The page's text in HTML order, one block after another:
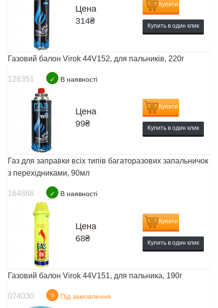
Цена
314₴
Купити
Купить в один клик
Газовий балон Virok 44V152, для пальників, 220г
126351 ✓ В наявності
Цена
99₴
Купити
Купить в один клик
Газ для заправки всіх типів багаторазових запальничок
з перехідниками, 90мл
164866 ✓ В наявності
Цена
68₴
Купити
Купить в один клик
Газовий балон Virok 44V151, для пальника, 190г
074030 ? Під замовлення